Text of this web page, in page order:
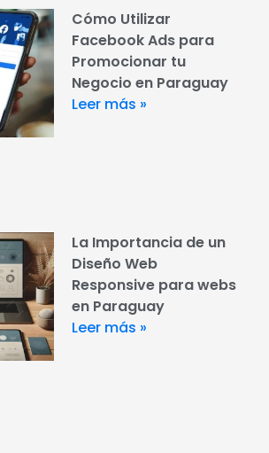
Cómo Utilizar
Facebook Ads para
Promocionar tu
Negocio en Paraguay
Leer más »
La Importancia de un
Diseño Web
Responsive para webs
en Paraguay
Leer más »